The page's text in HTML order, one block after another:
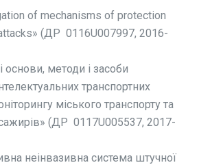
of mechanisms of protection
(ДР 0116U007997, 2016-
методи і засоби
транспортних
міського транспорту та
(ДР 0117U005537, 2017-
неінвазивна система штучної